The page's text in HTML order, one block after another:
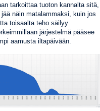
tarkoittaa tuoton kannalta sitä,
näin matalammaksi, kuin jos
toisaalta teho säilyy
järjestelmä pääsee
aamusta iltapäivään.